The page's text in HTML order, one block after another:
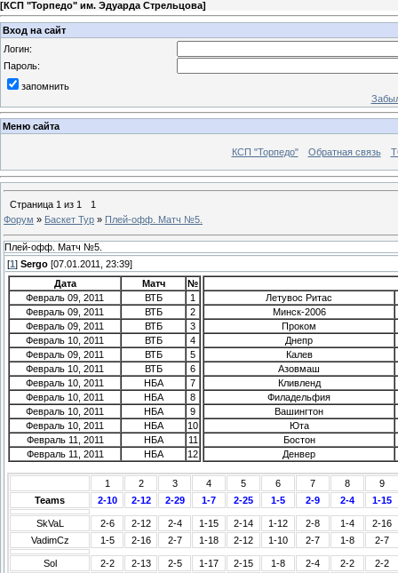
[КСП "Торпедо" им. Эдуарда Стрельцова]
Вход на сайт
Логин:
Пароль:
запомнить
Меню сайта
КСП "Торпедо" Обратная связь
Страница 1 из 1
1
Форум » Баскет Тур » Плей-офф. Матч №5.
Плей-офф. Матч №5.
[1 ] Sergo [07.01.2011, 23:39]
Дата
Матч
№
Февраль 09, 2011
ВТБ
1
Февраль 09, 2011
ВТБ
2
Февраль 09, 2011
ВТБ
3
Февраль 10, 2011
ВТБ
4
Февраль 09, 2011
ВТБ
5
Февраль 10, 2011
ВТБ
6
Февраль 10, 2011
НБА
7
Февраль 10, 2011
НБА
8
Февраль 10, 2011
НБА
9
Февраль 10, 2011
НБА
10
Февраль 11, 2011
НБА
11
Февраль 11, 2011
НБА 12
Летувос Ритас
Минск-2006
Проком
Днепр
Калев
Азовмаш
Кливленд
Филадельфия
Вашингтон
Юта
Бостон
Денвер
1 2 3 4 5 6 7 8
9
Teams
2-10 2-12 2-29 1-7 2-25 1-5 2-9 2-4 1-15
SkVaL 2-6 2-12 2-4 1-15 2-14 1-12 2-8 1-4
2-16
VadimCz
1-5 2-16 2-7 1-18 2-12 1-10 2-7 1-8 2-7
Sol 2-2 2-13 2-5 1-17 2-15 1-8 2-4 2-2
2-2